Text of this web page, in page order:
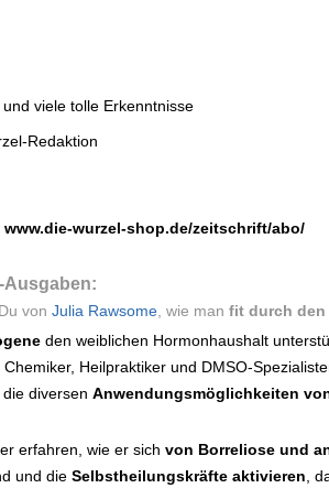
viele tolle Erkenntnisse
Redaktion
www.die-wurzel-shop.de/zeitschrift/abo/
Ausgaben:
von Julia Rawsome , wie man fit durch den
den weiblichen Hormonhaushalt
Heilpraktiker und DMSO-
diversen Anwendungsmöglichkeiten
erfahren, wie er sich von Borreliose und
und die Selbstheilungskräfte aktivieren ,